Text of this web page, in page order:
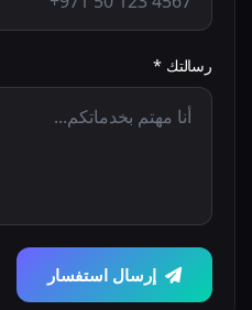
رسالتك *
إرسال استفسار